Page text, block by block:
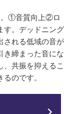
。①音質向上②ロ
す。デッドニング
される低域の音が
き締まった音にな
、共振を抑えるこ
のです。